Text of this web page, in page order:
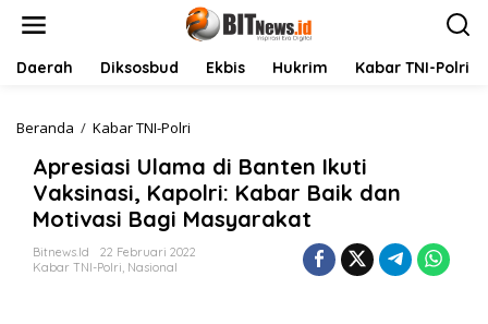
Daerah Diksosbud Ekbis Hukrim Kabar TNI-Polri
Beranda / Kabar TNI-Polri
r
e
s
i
a
Apresiasi Ulama di Banten Ikuti
Vaksinasi, Kapolri: Kabar Baik dan
Motivasi Bagi Masyarakat
Bitnews.id
22 Februari 2022
Kabar TNI-Polri, Nasional